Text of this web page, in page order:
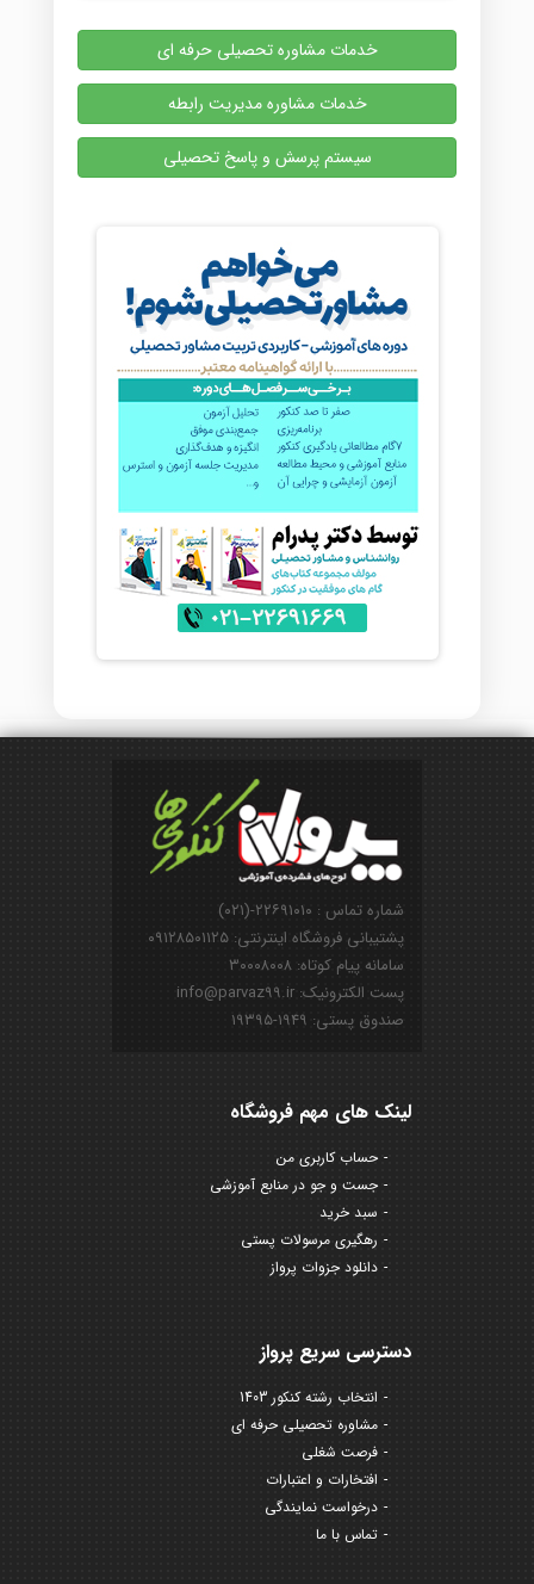
خدمات مشاوره تحصیلی حرفه ای
خدمات مشاوره مدیریت رابطه
سیستم پرسش و پاسخ تحصیلی
شماره تماس : ۲۲۶۹۱۰۱۰-(۰۲۱)
پشتیبانی فروشگاه اینترنتی: ۰۹۱۲۸۵۰۱۱۲۵
سامانه پیام کوتاه: ۳۰۰۰۸۰۰۸
پست الکترونیک: info@parvaz99.ir
صندوق پستی: ۱۹۴۹-۱۹۳۹۵
لینک های مهم فروشگاه
حساب کاربری من
جست و جو در منابع آموزشی
سبد خرید
رهگیری مرسولات پستی
دانلود جزوات پرواز
دسترسی سریع پرواز
انتخاب رشته کنکور 1403
مشاوره تحصیلی حرفه ای
فرصت شغلی
افتخارات و اعتبارات
درخواست نمایندگی
تماس با ما